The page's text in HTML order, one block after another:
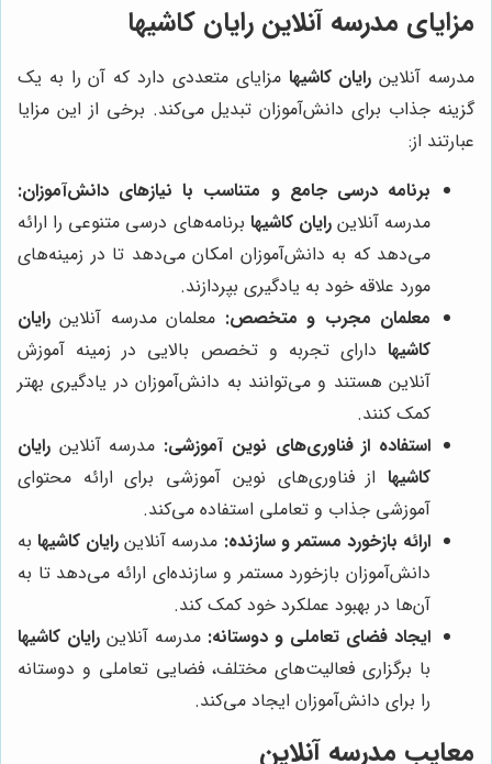
مزایای مدرسه آنلاین رایان کاشیها
مدرسه آنلاین رایان کاشیها مزایای متعددی دارد که آن را به یک
گزینه جذاب برای دانش‌آموزان تبدیل می‌کند. برخی از این مزایا
عبارتند از:
برنامه درسی جامع و متناسب با نیازهای دانش‌آموزان:
مدرسه آنلاینرایان کاشیها برنامه‌های درسی متنوعی را ارائه
می‌دهد که به دانش‌آموزان امکان می‌دهد تا در زمینه‌های
مورد علاقه خود به یادگیری بپردازند.
معلمان مجرب و متخصص: معلمان مدرسه آنلاین رایان
کاشیها دارای تجربه و تخصص بالایی در زمینه آموزش
آنلاین هستند و می‌توانند به دانش‌آموزان در یادگیری بهتر
کمک کنند.
استفاده از فناوری‌های نوین آموزشی: مدرسه آنلاین رایان
کاشیها از فناوری‌های نوین آموزشی برای ارائه محتوای
آموزشی جذاب و تعاملی استفاده می‌کند.
ارائه بازخورد مستمر و سازنده: مدرسه آنلاین رایان کاشیهابه
دانش‌آموزان بازخورد مستمر و سازنده‌ای ارائه می‌دهد تا به
آن‌ها در بهبود عملکرد خود کمک کند.
ایجاد فضای تعاملی و دوستانه: مدرسه آنلاین رایان کاشیها
با برگزاری فعالیت‌های مختلف، فضایی تعاملی و دوستانه
را برای دانش‌آموزان ایجاد می‌کند.
معایب مدرسه آنلاین